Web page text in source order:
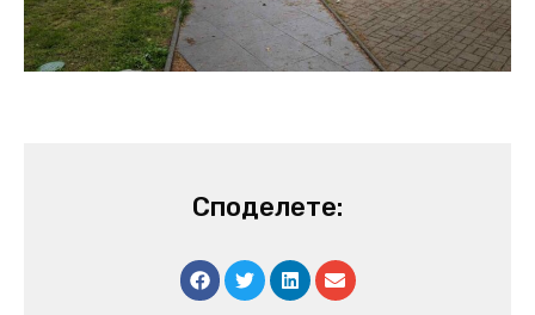
Споделете: